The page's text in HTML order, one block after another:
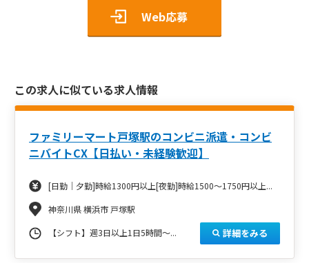
Web応募
この求人に似ている求人情報
ファミリーマート戸塚駅のコンビニ派遣・コンビ
ニバイトCX【日払い・未経験歓迎】
[日勤｜夕勤]時給1300円以上[夜勤]時給1500～1750円以上...
神奈川県 横浜市 戸塚駅
【シフト】週3日以上1日5時間～... 詳細をみる